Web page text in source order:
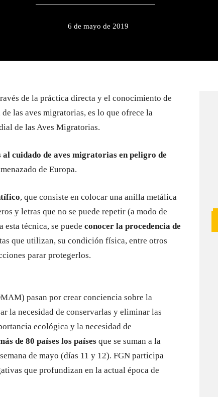
6 de mayo de 2019
de la práctica directa y el conocimiento de
las aves migratorias, es lo que ofrece la
de las Aves Migratorias.
al cuidado de aves migratorias en peligro de
de Europa.
, que consiste en colocar una anilla metálica
y letras que no se puede repetir (a modo de
técnica, se puede conocer la procedencia de
que utilizan, su condición física, entre otros
parar protegerlos.
pasan por crear conciencia sobre la
la necesidad de conservarlas y eliminar las
ecológica y la necesidad de
de 80 países los países que se suman a la
de mayo (días 11 y 12). FGN participa
que profundizan en la actual época de